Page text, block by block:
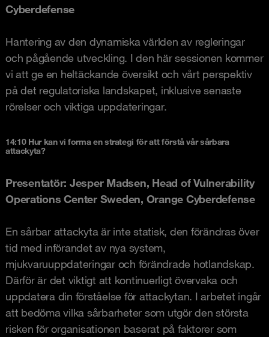
Cyberdefense
Hantering av den dynamiska världen av regleringar
och pågående utveckling. I den här sessionen kommer
vi att ge en heltäckande översikt och vårt perspektiv
på det regulatoriska landskapet, inklusive senaste
rörelser och viktiga uppdateringar.
14:10 Hur kan vi forma en strategi för att förstå vår sårbara
attackyta?
Presentatör: Jesper Madsen, Head of Vulnerability
Operations Center Sweden, Orange Cyberdefense
En sårbar attackyta är inte statisk, den förändras över
tid med införandet av nya system,
mjukvaruuppdateringar och förändrade hotlandskap.
Därför är det viktigt att kontinuerligt övervaka och
uppdatera din förståelse för attackytan. I arbetet ingår
att bedöma vilka sårbarheter som utgör den största
risken för organisationen baserat på faktorer som